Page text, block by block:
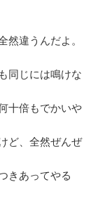
然違うんだよ。
同じには鳴けな
十倍もでかいや
ど、全然ぜんぜ
きあってやる